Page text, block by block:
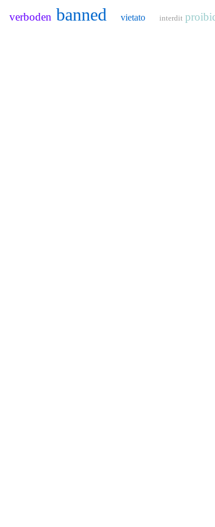
verboden banned vietato interdit